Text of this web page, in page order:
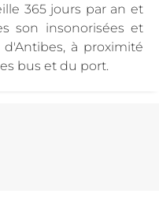
365 jours par an et
son insonorisées et
à proximité
bus et du port.